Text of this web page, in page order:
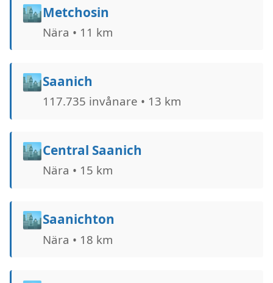
🏙️Metchosin
Nära • 11 km
🏙️Saanich
117.735 invånare • 13 km
🏙️Central Saanich
Nära • 15 km
🏙️Saanichton
Nära • 18 km